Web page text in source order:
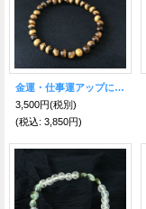
金運・仕事運アップに！タイガーアイ（虎目石）6ミリ珠ブレス
3,500円(税別)
(税込: 3,850円)